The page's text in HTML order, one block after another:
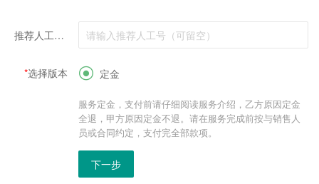
推荐人工号（可留空）
*选择版本  定金
服务定金，支付前请仔细阅读服务介绍，乙方原因定金
全退，甲方原因定金不退。请在服务完成前按与销售人
员或合同约定，支付完全部款项。
下一步